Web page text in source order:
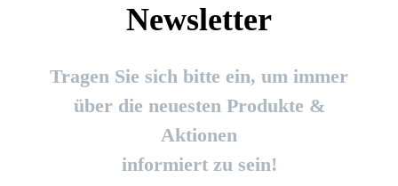
Newsletter
Tragen Sie sich bitte ein, um immer
über die neuesten Produkte &
Aktionen
informiert zu sein!